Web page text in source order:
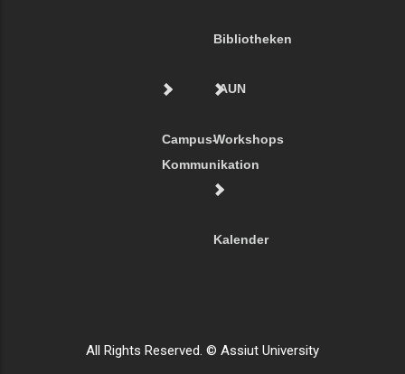
Bibliotheken
Campus-
Kommunikation
AUN
Workshops
Kalender
All Rights Reserved. © Assiut University